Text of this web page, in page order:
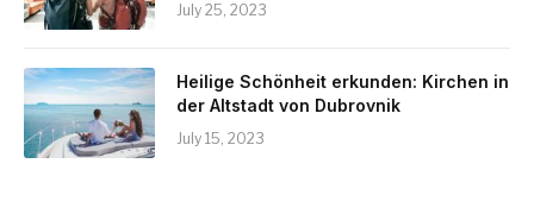
July 25, 2023
Heilige Schönheit erkunden: Kirchen in
der Altstadt von Dubrovnik
July 15, 2023